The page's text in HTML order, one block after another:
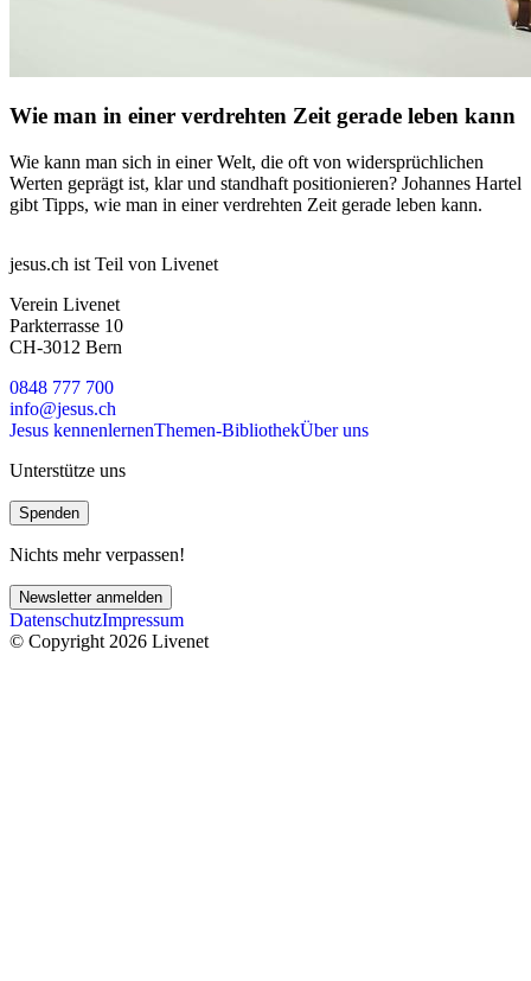
Wie man in einer verdrehten Zeit gerade leben kann
Wie kann man sich in einer Welt, die oft von widersprüchlichen
Werten geprägt ist, klar und standhaft positionieren? Johannes Hartel
gibt Tipps, wie man in einer verdrehten Zeit gerade leben kann.
jesus.ch ist Teil von Livenet
Verein Livenet
Parkterrasse 10
CH-3012 Bern
0848 777 700
info@jesus.ch
Jesus kennenlernenThemen-BibliothekÜber uns
Unterstütze uns
Spenden
Nichts mehr verpassen!
Newsletter anmelden
DatenschutzImpressum
© Copyright 2026 Livenet